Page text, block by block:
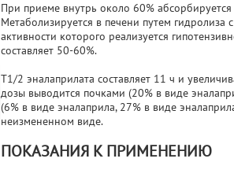
При приеме внутрь около 60%
Метаболизируется в печени путем гидролиза
активности которого реализуется
составляет 50-60%.
T1/2 эналаприлата составляет 11 ч и
дозы выводится почками (20% в виде
(6% в виде эналаприла, 27% в виде
неизмененном виде.
ПОКАЗАНИЯ К ПРИМЕНЕНИЮ